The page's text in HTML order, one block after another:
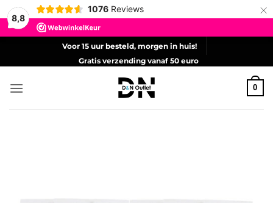
8,8
1076 Reviews ×
Voor 15 uur besteld, morgen in huis!
Gratis verzending vanaf 50 euro
0